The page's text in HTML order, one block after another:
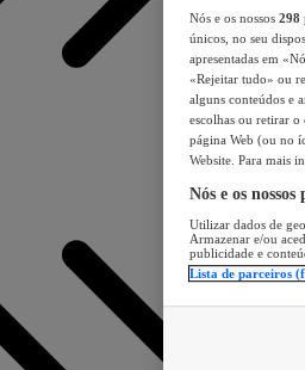
Nós e os nossos 298
únicos, no seu
apresentadas em
«Rejeitar tudo» ou
alguns conteúdos e
escolhas ou retirar
página Web (ou no
Website. Para mais
Nós e os
Utilizar dados de
Armazenar e/ou
publicidade e
Lista de parceiros